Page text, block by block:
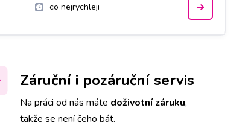
co nejrychleji
Záruční i pozáruční servis
Na práci od nás máte doživotní záruku,
takže se není čeho bát.